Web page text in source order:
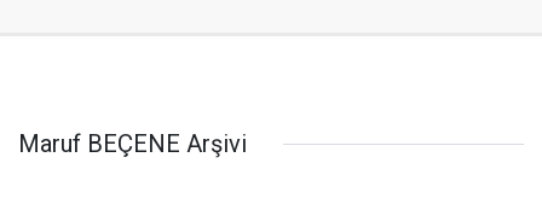
Maruf BEÇENE Arşivi